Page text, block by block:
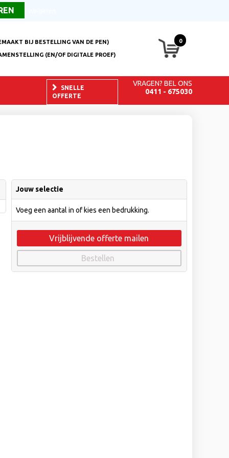
BIJ BESTELLING VAN DE PEN)
(EN/OF DIGITALE PROEF)
0
VRAGEN? BEL ONS
0411 - 675030
SNELLE
OFFERTE
Jouw selectie
Voeg een aantal in of kies een bedrukking.
Vrijblijvende offerte mailen
Bestellen